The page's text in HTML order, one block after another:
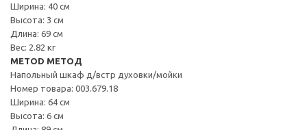
Ширина: 40 см
Высота: 3 см
Длина: 69 см
Вес: 2.82 кг
METOD МЕТОД
Напольный шкаф д/встр духовки/мойки
Номер товара: 003.679.18
Ширина: 64 см
Высота: 6 см